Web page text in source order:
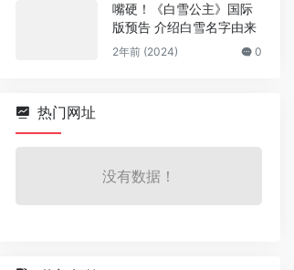
嘴硬！《白雪公主》国际
版预告 介绍白雪名字由来
2年前 (2024) 0
热门网址
没有数据！